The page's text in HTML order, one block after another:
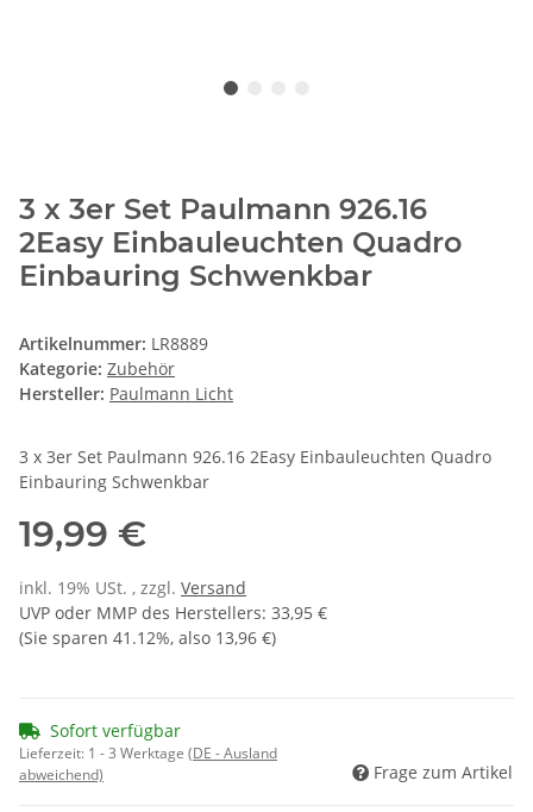
3 x 3er Set Paulmann 926.16
2Easy Einbauleuchten Quadro
Einbauring Schwenkbar
Artikelnummer: LR8889
Kategorie: Zubehör
Hersteller: Paulmann Licht
3 x 3er Set Paulmann 926.16 2Easy Einbauleuchten Quadro
Einbauring Schwenkbar
19,99 €
inkl. 19% USt. , zzgl. Versand
UVP oder MMP des Herstellers: 33,95 €
(Sie sparen 41.12%, also 13,96 €)
Sofort verfügbar
Lieferzeit: 1 - 3 Werktage (DE - Ausland
abweichend)
Frage zum Artikel